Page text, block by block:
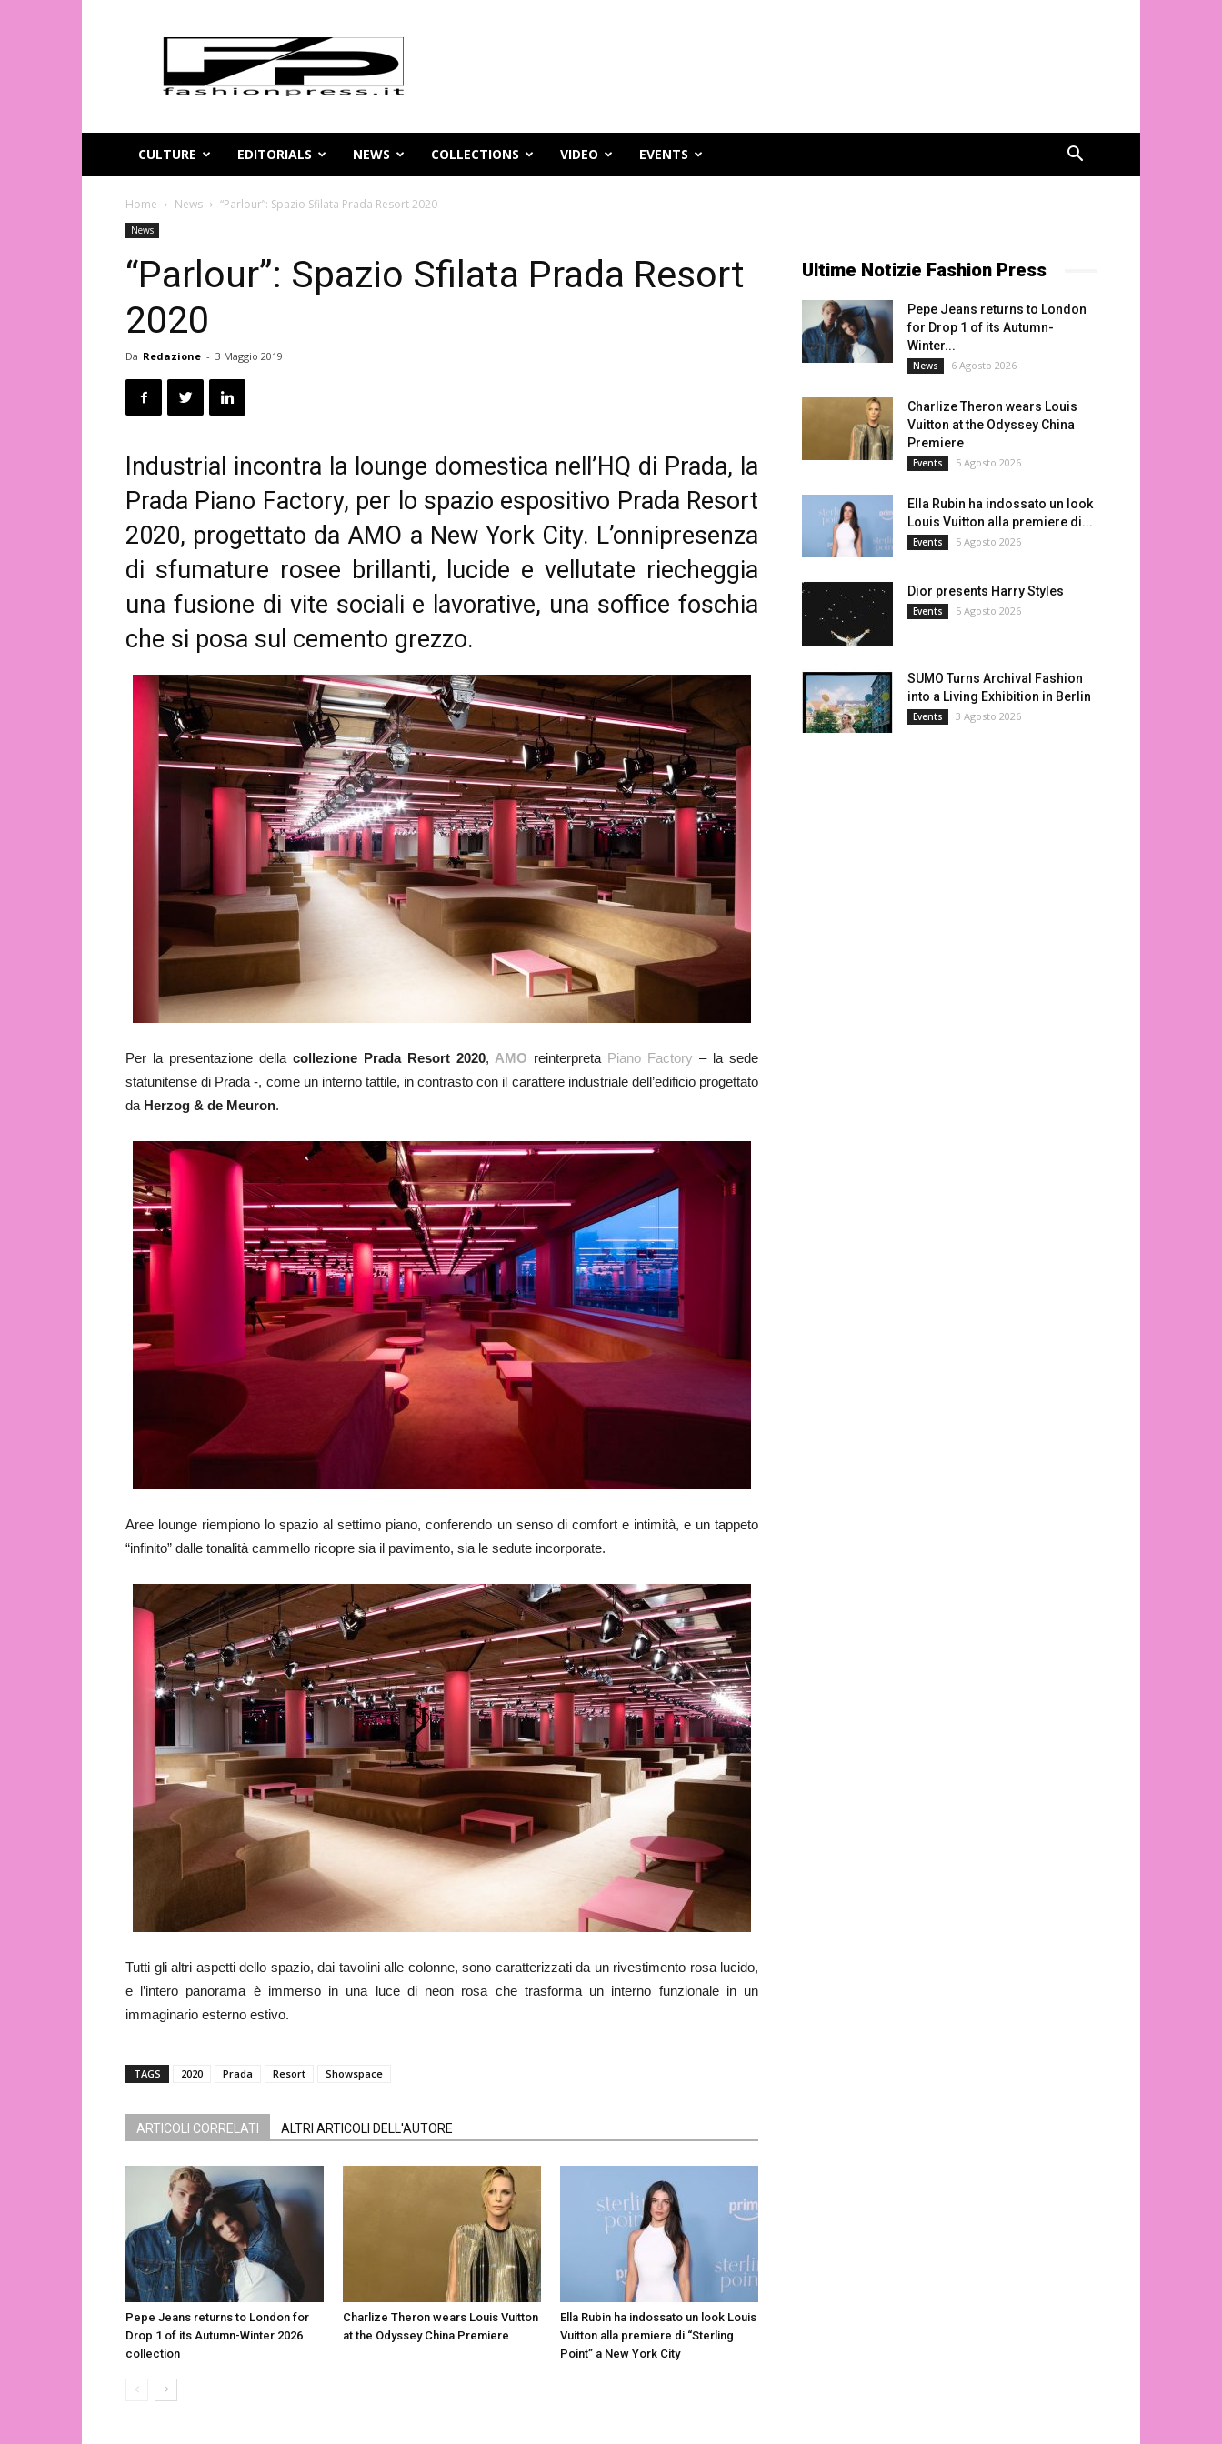
Magazine
moda
online
FashionPress.it
CULTURE
EDITORIALS NEWS COLLECTIONS VIDEO EVENTS
Home News “Parlour”: Spazio Sfilata Prada Resort 2020
News
“Parlour”: Spazio Sfilata Prada Resort
2020
Da Redazione - 3 Maggio 2019
Industrial incontra la lounge domestica nell’HQ di Prada, la
Prada Piano Factory, per lo spazio espositivo Prada Resort
2020, progettato da AMO a New York City. L’onnipresenza
di sfumature rosee brillanti, lucide e vellutate riecheggia
una fusione di vite sociali e lavorative, una soffice foschia
che si posa sul cemento grezzo.
Per la presentazione della collezione Prada Resort 2020, AMO reinterpreta Piano Factory – la sede
statunitense di Prada -, come un interno tattile, in contrasto con il carattere industriale dell’edificio progettato
da Herzog & de Meuron.
Aree lounge riempiono lo spazio al settimo piano, conferendo un senso di comfort e intimità, e un tappeto
“infinito” dalle tonalità cammello ricopre sia il pavimento, sia le sedute incorporate.
Tutti gli altri aspetti dello spazio, dai tavolini alle colonne, sono caratterizzati da un rivestimento rosa lucido,
e l’intero panorama è immerso in una luce di neon rosa che trasforma un interno funzionale in un
immaginario esterno estivo.
TAGS 2020 Prada Resort Showspace
ARTICOLI CORRELATI ALTRI ARTICOLI DELL'AUTORE
Pepe Jeans returns to London for
Drop 1 of its Autumn-Winter 2026
collection
Charlize Theron wears Louis Vuitton
at the Odyssey China Premiere
Ella Rubin ha indossato un look Louis
Vuitton alla premiere di “Sterling
Point” a New York City
Ultime Notizie Fashion Press
Pepe Jeans returns to London
for Drop 1 of its Autumn-
Winter...
News 6 Agosto 2026
Charlize Theron wears Louis
Vuitton at the Odyssey China
Premiere
Events 5 Agosto 2026
Ella Rubin ha indossato un look
Louis Vuitton alla premiere di...
Events 5 Agosto 2026
Dior presents Harry Styles
Events 5 Agosto 2026
SUMO Turns Archival Fashion
into a Living Exhibition in Berlin
Events 3 Agosto 2026